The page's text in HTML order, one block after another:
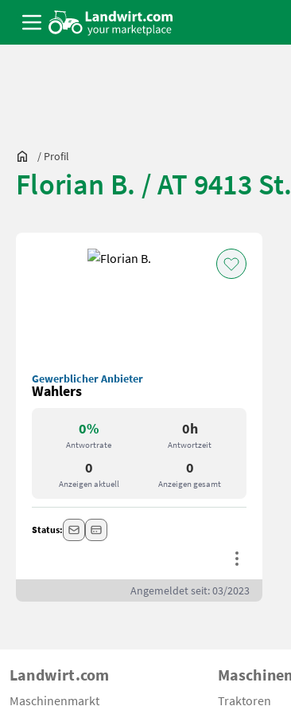
/ Profil
Florian B. / AT 9413
Gewerblicher Anbieter
Wahlers
0%
Antwortrate
0h
Antwortzeit
0
Anzeigen aktuell
0
Anzeigen gesamt
Status:
Angemeldet seit: 03/2023
Landwirt.com
Maschinenmarkt
Traktoren